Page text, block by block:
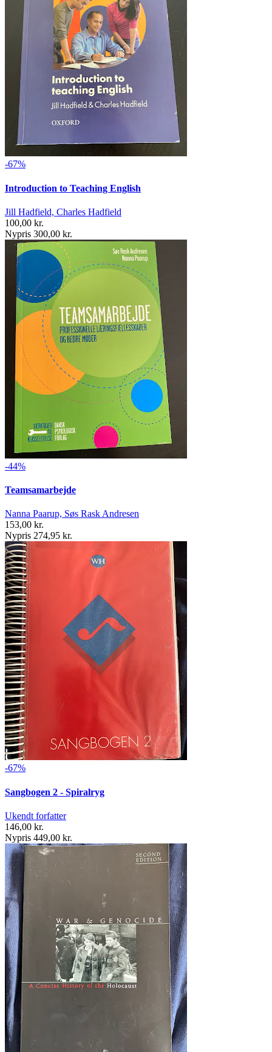
-67%
Introduction to Teaching English
Jill Hadfield, Charles Hadfield
100,00 kr.
Nypris 300,00 kr.
-44%
Teamsamarbejde
Nanna Paarup, Søs Rask Andresen
153,00 kr.
Nypris 274,95 kr.
-67%
Sangbogen 2 - Spiralryg
Ukendt forfatter
146,00 kr.
Nypris 449,00 kr.